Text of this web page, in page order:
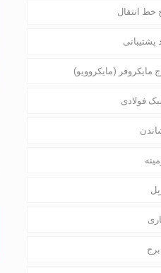
خط انتقال
پشتیبانی
مایکروفر (مایکروویو)
فولادی